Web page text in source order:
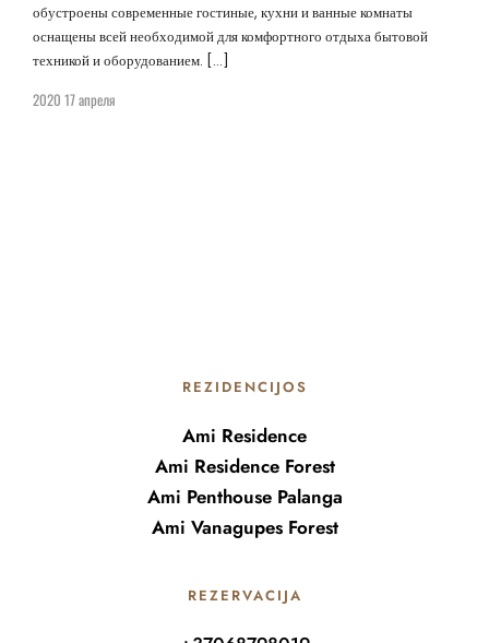
обустроены современные гостиные, кухни и ванные комнаты
оснащены всей необходимой для комфортного отдыха бытовой
техникой и оборудованием. […]
2020 17 апреля
REZIDENCIJOS
Ami Residence
Ami Residence Forest
Ami Penthouse Palanga
Ami Vanagupes Forest
REZERVACIJA